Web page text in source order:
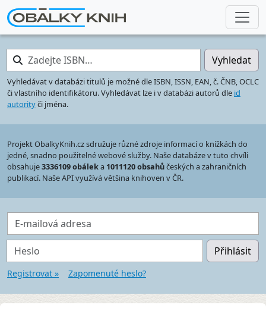
Zadejte ISBN… Vyhledat
Vyhledávat v databázi titulů je možné dle ISBN, ISSN, EAN, č. ČNB, OCLC
či vlastního identifikátoru. Vyhledávat lze i v databázi autorů dle id
autorityči jména.
Projekt ObalkyKnih.cz sdružuje různé zdroje informací o knížkách do
jedné, snadno použitelné webové služby. Naše databáze v tuto chvíli
obsahuje3336109 obáleka 1011120 obsahůčeských a zahraničních
publikací. Naše API využívá většina knihoven v ČR.
E-mailová adresa
Heslo Přihlásit
Registrovat » Zapomenuté heslo?